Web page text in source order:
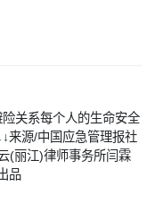
关系每个人的生命安全
来源/中国应急管理报社
(丽江)律师事务所闫霖
品